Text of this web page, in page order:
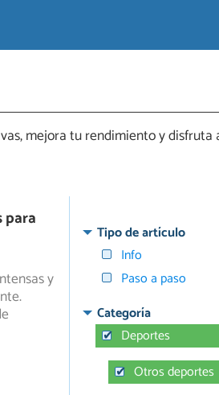
mejora tu rendimiento y disfruta
para
y
Tipo de artículo
Info
Paso a paso
Categoría
Deportes
Otros deportes